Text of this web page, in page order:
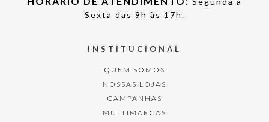
Sexta das 9h às 17h.
INSTITUCIONAL
QUEM SOMOS
NOSSAS LOJAS
CAMPANHAS
MULTIMARCAS